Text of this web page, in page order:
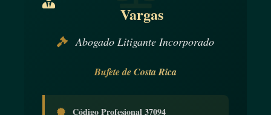
Vargas
Abogado Litigante Incorporado
Bufete de Costa Rica
Código Profesional 37094